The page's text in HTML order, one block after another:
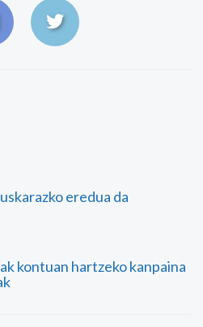
eredua da
kontuan hartzeko kanpaina